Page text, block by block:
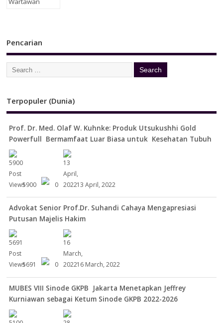
Pencarian
Terpopuler (Dunia)
Prof. Dr. Med. Olaf W. Kuhnke: Produk Utsukushhi Gold
Powerfull Bermamfaat Luar Biasa untuk Kesehatan Tubuh
5900 0 13 April, 2022
Advokat Senior Prof.Dr. Suhandi Cahaya Mengapresiasi
Putusan Majelis Hakim
5691 0 16 March, 2022
MUBES VIII Sinode GKPB Jakarta Menetapkan Jeffrey
Kurniawan sebagai Ketum Sinode GKPB 2022-2026